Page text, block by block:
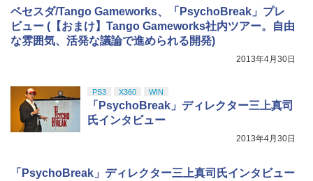
ベセスダ/Tango Gameworks、「PsychoBreak」プレ
ビュー (【おまけ】Tango Gameworks社内ツアー。自由
な雰囲気、活発な議論で進められる開発)
2013年4月30日
PS3 X360 WIN
「PsychoBreak」ディレクター三上真司
氏インタビュー
2013年4月30日
「PsychoBreak」ディレクター三上真司氏インタビュー